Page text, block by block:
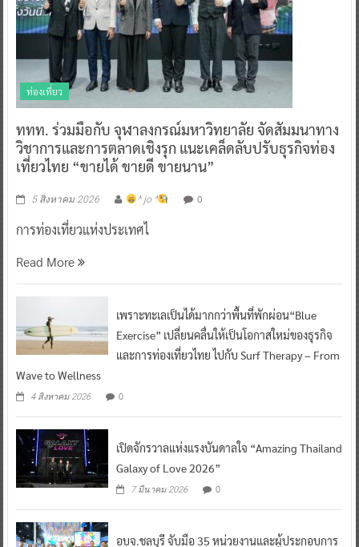
ท่องเที่ยว
ททท. ร่วมมือกับ จุฬาลงกรณ์มหาวิทยาลัย จัดสัมมนาทาง
วิชาการและการตลาดเชิงรุก แนะเคล็ดลับปรับธุรกิจท่อง
เที่ยวไทย “ขายได้ ขายดี ขายนาน”
5 สิงหาคม 2026 ^ jo ^ 0
การท่องเที่ยวแห่งประเทศไ
Read More
เพราะทะเลเป็นได้มากกว่าพื้นที่พักผ่อน“Blue
Exercise” เปลี่ยนคลื่นให้เป็นโอกาสใหม่ของธุรกิจ
และการท่องเที่ยวไทย ไปกับ Surf Therapy – From
Wave to Wellness
4 สิงหาคม 2026 0
เปิดจักรวาลแห่งแรงบันดาลใจ “Amazing Thailand
Galaxy of Love 2026”
7 มีนาคม 2026 0
อบจ.ชลบุรี จับมือ 35 หน่วยงานและผู้ประกอบการ